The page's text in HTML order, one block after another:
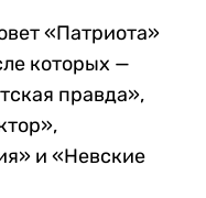
«Патриота»
которых —
правда»,
и «Невские